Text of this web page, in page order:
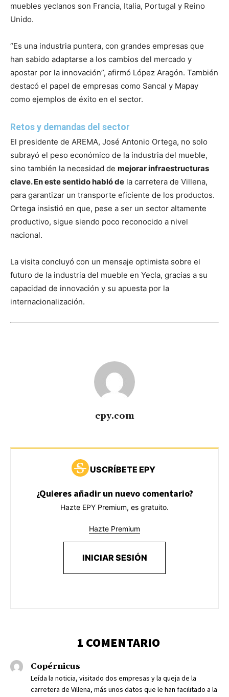
muebles yeclanos son Francia, Italia, Portugal y Reino
Unido.
“Es una industria puntera, con grandes empresas que
han sabido adaptarse a los cambios del mercado y
apostar por la innovación”, afirmó López Aragón. También
destacó el papel de empresas como Sancal y Mapay
como ejemplos de éxito en el sector.
Retos y demandas del sector
El presidente de AREMA, José Antonio Ortega, no solo
subrayó el peso económico de la industria del mueble,
sino también la necesidad de mejorar infraestructuras
clave. En este sentido habló de la carretera de Villena,
para garantizar un transporte eficiente de los productos.
Ortega insistió en que, pese a ser un sector altamente
productivo, sigue siendo poco reconocido a nivel
nacional.
La visita concluyó con un mensaje optimista sobre el
futuro de la industria del mueble en Yecla, gracias a su
capacidad de innovación y su apuesta por la
internacionalización.
epy.com
USCRÍBETE EPY
¿Quieres añadir un nuevo comentario?
Hazte EPY Premium, es gratuito.
Hazte Premium
INICIAR SESIÓN
1 COMENTARIO
Copérnicus
Leída la noticia, visitado dos empresas y la queja de la
carretera de Villena, más unos datos que le han facilitado a la